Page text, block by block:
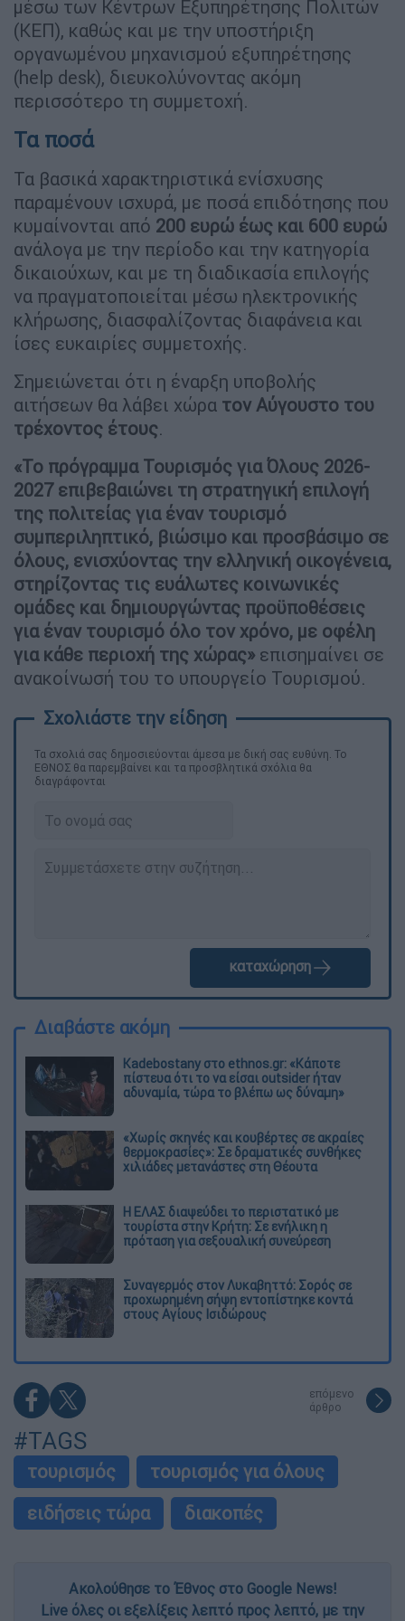
μέσω των Κέντρων Εξυπηρέτησης Πολιτών
(ΚΕΠ), καθώς και με την υποστήριξη
οργανωμένου μηχανισμού εξυπηρέτησης
(help desk), διευκολύνοντας ακόμη
περισσότερο τη συμμετοχή.
Τα ποσά
Τα βασικά χαρακτηριστικά ενίσχυσης
παραμένουν ισχυρά, με ποσά επιδότησης που
κυμαίνονται από 200 ευρώ έως και 600 ευρώ
ανάλογα με την περίοδο και την κατηγορία
δικαιούχων, και με τη διαδικασία επιλογής
να πραγματοποιείται μέσω ηλεκτρονικής
κλήρωσης, διασφαλίζοντας διαφάνεια και
ίσες ευκαιρίες συμμετοχής.
Σημειώνεται ότι η έναρξη υποβολής
αιτήσεων θα λάβει χώρα τον Αύγουστο του
τρέχοντος έτους.
«Το πρόγραμμα Τουρισμός για Όλους 2026-
2027 επιβεβαιώνει τη στρατηγική επιλογή
της πολιτείας για έναν τουρισμό
συμπεριληπτικό, βιώσιμο και προσβάσιμο σε
όλους, ενισχύοντας την ελληνική οικογένεια,
στηρίζοντας τις ευάλωτες κοινωνικές
ομάδες και δημιουργώντας προϋποθέσεις
για έναν τουρισμό όλο τον χρόνο, με οφέλη
για κάθε περιοχή της χώρας» επισημαίνει σε
ανακοίνωσή του το υπουργείο Τουρισμού.
Τα σχολιά σας δημοσιεύονται άμεσα με δική σας ευθύνη. Το
ΕΘΝΟΣ θα παρεμβαίνει και τα προσβλητικά σχόλια θα
διαγράφονται
καταχώρηση
Διαβάστε ακόμη
Kadebostany στο ethnos.gr: «Κάποτε
πίστευα ότι το να είσαι outsider ήταν
αδυναμία, τώρα το βλέπω ως δύναμη»
«Χωρίς σκηνές και κουβέρτες σε ακραίες
θερμοκρασίες»: Σε δραματικές συνθήκες
χιλιάδες μετανάστες στη Θέουτα
Η ΕΛΑΣ διαψεύδει το περιστατικό με
τουρίστα στην Κρήτη: Σε ενήλικη η
πρόταση για σεξουαλική συνεύρεση
Συναγερμός στον Λυκαβηττό: Σορός σε
προχωρημένη σήψη εντοπίστηκε κοντά
στους Αγίους Ισιδώρους
επόμενο
άρθρο
#TAGS
τουρισμός
τουρισμός για όλους
ειδήσεις τώρα
διακοπές
Ακολούθησε το Έθνος στο Google News!
Live όλες οι εξελίξεις λεπτό προς λεπτό, με την